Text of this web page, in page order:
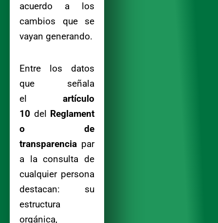
acuerdo a los
cambios que se
vayan generando.
Entre los datos
que señala
el artículo
10 del Reglament
o de
transparencia par
a la consulta de
cualquier persona
destacan: su
estructura
orgánica,